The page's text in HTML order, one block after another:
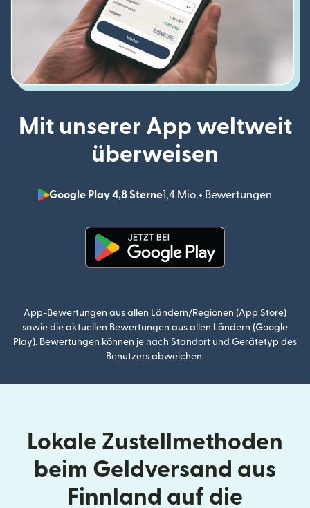
Mit unserer App weltweit
überweisen
Google Play 4,8 Sterne1,4 Mio.+ Bewertungen
App-Bewertungen aus allen Ländern/Regionen (App Store)
sowie die aktuellen Bewertungen aus allen Ländern (Google
Play). Bewertungen können je nach Standort und Gerätetyp des
Benutzers abweichen.
Lokale Zustellmethoden
beim Geldversand aus
Finnland auf die